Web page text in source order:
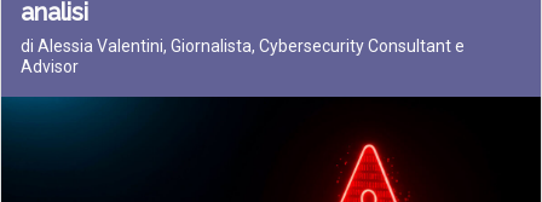
analisi
di Alessia Valentini, Giornalista, Cybersecurity Consultant e
Advisor